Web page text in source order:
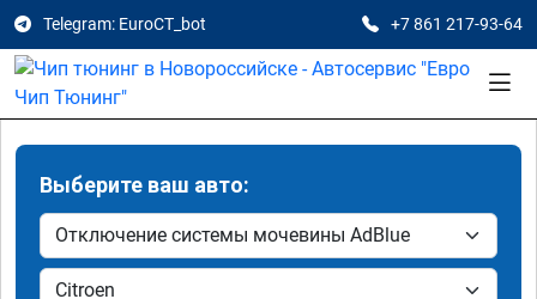
Telegram: EuroCT_bot +7 861 217-93-64
Выберите ваш авто: